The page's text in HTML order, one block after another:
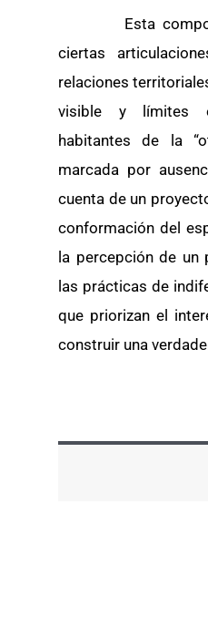
Esta
ciertas
relaciones
visible y límites
habitantes de la
marcada por
cuenta de un
conformación del
la percepción de un
las prácticas de
que priorizan el
construir una